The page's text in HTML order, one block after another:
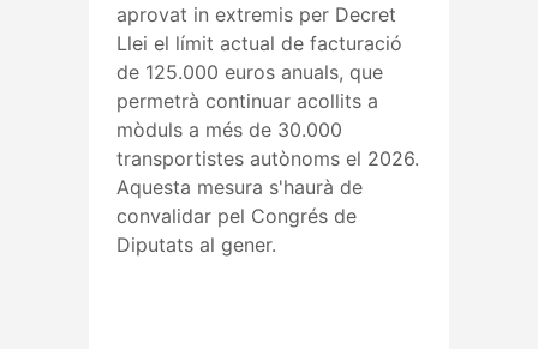
aprovat in extremis per Decret
Llei el límit actual de facturació
de 125.000 euros anuals, que
permetrà continuar acollits a
mòduls a més de 30.000
transportistes autònoms el 2026.
Aquesta mesura s'haurà de
convalidar pel Congrés de
Diputats al gener.